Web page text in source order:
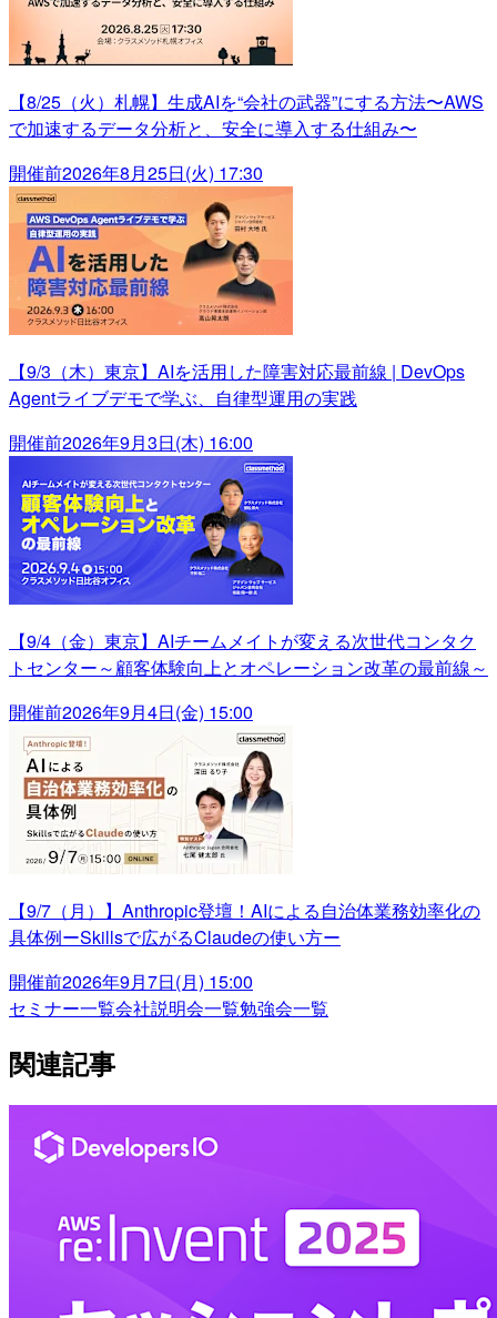
【8/25（火）札幌】生成AIを“会社の武器”にする方法〜AWS
で加速するデータ分析と、安全に導入する仕組み〜
開催前2026年8月25日(火) 17:30
【9/3（木）東京】AIを活用した障害対応最前線 | DevOps
Agentライブデモで学ぶ、自律型運用の実践
開催前2026年9月3日(木) 16:00
【9/4（金）東京】AIチームメイトが変える次世代コンタク
トセンター～顧客体験向上とオペレーション改革の最前線～
開催前2026年9月4日(金) 15:00
【9/7（月）】Anthropic登壇！AIによる自治体業務効率化の
具体例ーSkillsで広がるClaudeの使い方ー
開催前2026年9月7日(月) 15:00
セミナー一覧会社説明会一覧勉強会一覧
関連記事